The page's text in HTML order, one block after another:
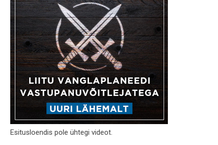
Esitusloendis pole ühtegi videot.